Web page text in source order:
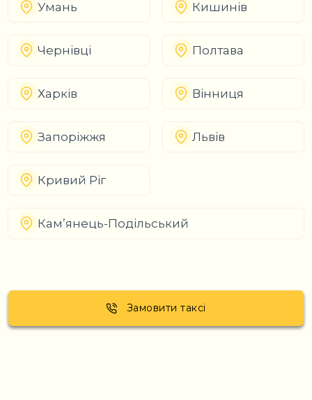
Умань Кишинів
Чернівці Полтава
Харків Вінниця
Запоріжжя Львів
Кривий Ріг
Кам’янець-Подільський
Замовити таксі